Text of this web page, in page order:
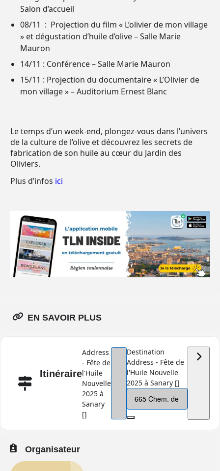
Salon d’accueil
08/11 : Projection du film « L’olivier de mon village
» et dégustation d’huile d’olive – Salle Marie
Mauron
14/11 : Conférence – Salle Marie Mauron
15/11 : Projection du documentaire « L’Olivier de
mon village » – Auditorium Ernest Blanc
Le temps d’un week-end, plongez-vous dans l’univers
de la culture de l’olive et découvrez les secrets de
fabrication de son huile au cœur du Jardin des
Oliviers.
Plus d’infos ici
EN SAVOIR PLUS
Itinéraire
Address
- Fête de
l'Huile
Nouvelle
2025 à
Sanary
[]
Destination
Address - Fête de
l'Huile Nouvelle
2025 à Sanary []
Organisateur